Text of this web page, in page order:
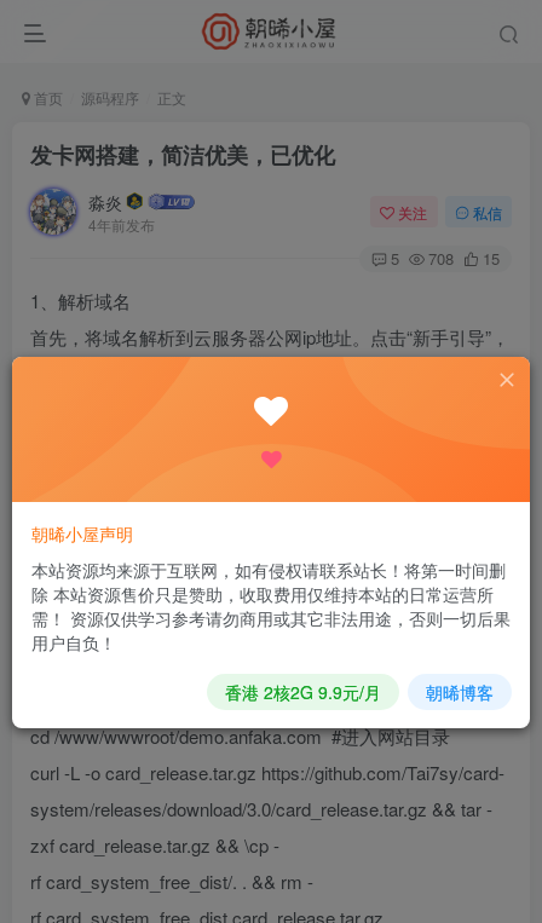
首页 源码程序 正文
发卡网搭建，简洁优美，已优化
淼炎
4年前发布
关注 私信
5 708 15
1、解析域名
首先，将域名解析到云服务器公网ip地址。点击“新手引导”，
打开宝塔面板，点击“添加站点”
接着，打开“文件”，进入你添加站点的根目录，打开“终端”
风铃发卡平台源码 的安装教程，官方文档已经写的很详细
了，我复制到下面：
cd /www/wwwroot/demo.anfaka.com #进入网站目录
curl -L -o card_release.tar.gz https://github.com/Tai7sy/card-
system/releases/download/3.0/card_release.tar.gz && tar -
zxf card_release.tar.gz && \cp -
rf card_system_free_dist/. . && rm -
rf card_system_free_dist card_release.tar.gz
朝晞小屋声明
本站资源均来源于互联网，如有侵权请联系站长！将第一时间删
除 本站资源售价只是赞助，收取费用仅维持本站的日常运营所
需！ 资源仅供学习参考请勿商用或其它非法用途，否则一切后果
用户自负！
香港 2核2G 9.9元/月 朝晞博客